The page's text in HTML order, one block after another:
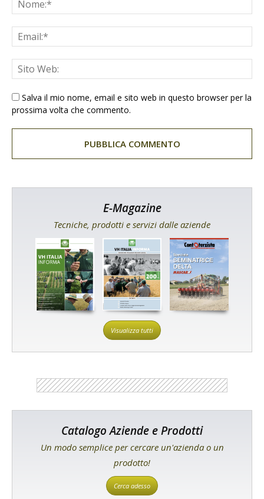
Salva il mio nome, email e sito web in questo browser per la
prossima volta che commento.
E-Magazine
Tecniche, prodotti e servizi dalle aziende
Visualizza tutti
Catalogo Aziende e Prodotti
Un modo semplice per cercare un'azienda o un
prodotto!
Cerca adesso